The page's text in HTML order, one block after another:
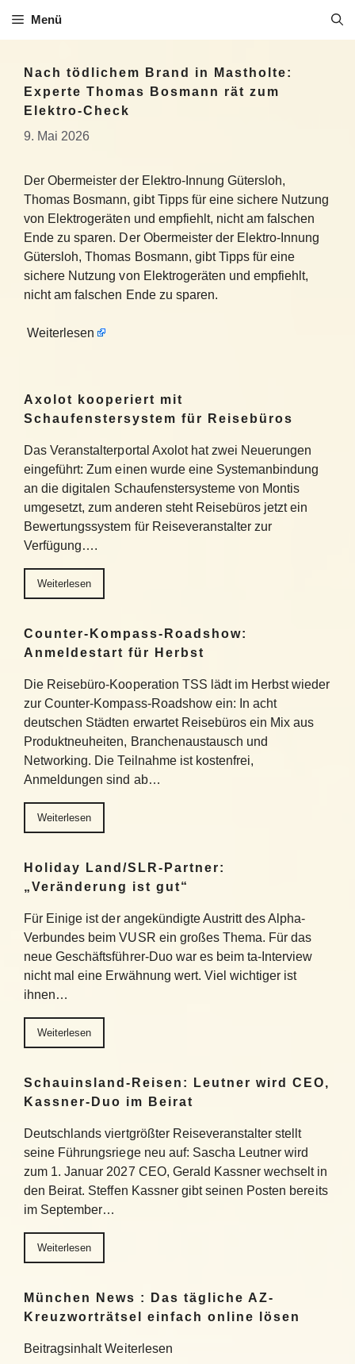
Inhalt
Menü
Nach tödlichem Brand in Mastholte:
Experte Thomas Bosmann rät zum
Elektro-Check
9. Mai 2026
Der Obermeister der Elektro-Innung Gütersloh,
Thomas Bosmann, gibt Tipps für eine sichere Nutzung
von Elektrogeräten und empfiehlt, nicht am falschen
Ende zu sparen. Der Obermeister der Elektro-Innung
Gütersloh, Thomas Bosmann, gibt Tipps für eine
sichere Nutzung von Elektrogeräten und empfiehlt,
nicht am falschen Ende zu sparen.
Weiterlesen
Axolot kooperiert mit
Schaufenstersystem für Reisebüros
Das Veranstalterportal Axolot hat zwei Neuerungen
eingeführt: Zum einen wurde eine Systemanbindung
an die digitalen Schaufenstersysteme von Montis
umgesetzt, zum anderen steht Reisebüros jetzt ein
Bewertungssystem für Reiseveranstalter zur
Verfügung….
Weiterlesen
Counter-Kompass-Roadshow:
Anmeldestart für Herbst
Die Reisebüro-Kooperation TSS lädt im Herbst wieder
zur Counter-Kompass-Roadshow ein: In acht
deutschen Städten erwartet Reisebüros ein Mix aus
Produktneuheiten, Branchenaustausch und
Networking. Die Teilnahme ist kostenfrei,
Anmeldungen sind ab…
Weiterlesen
Holiday Land/SLR-Partner:
„Veränderung ist gut“
Für Einige ist der angekündigte Austritt des Alpha-
Verbundes beim VUSR ein großes Thema. Für das
neue Geschäftsführer-Duo war es beim ta-Interview
nicht mal eine Erwähnung wert. Viel wichtiger ist
ihnen…
Weiterlesen
Schauinsland-Reisen: Leutner wird CEO,
Kassner-Duo im Beirat
Deutschlands viertgrößter Reiseveranstalter stellt
seine Führungsriege neu auf: Sascha Leutner wird
zum 1. Januar 2027 CEO, Gerald Kassner wechselt in
den Beirat. Steffen Kassner gibt seinen Posten bereits
im September…
Weiterlesen
München News : Das tägliche AZ-
Kreuzworträtsel einfach online lösen
Beitragsinhalt Weiterlesen